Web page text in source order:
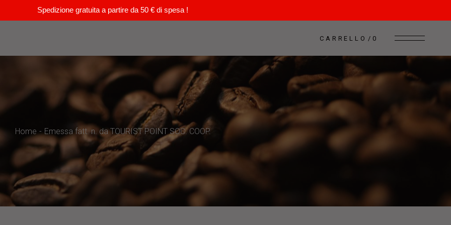
Spedizione gratuita a partire da 50 € di spesa !
CARRELLO 0
Home Emessa fatt. n. da TOURIST POINT SOC. COOP.